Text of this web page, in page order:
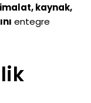
imalat, kaynak,
entegre